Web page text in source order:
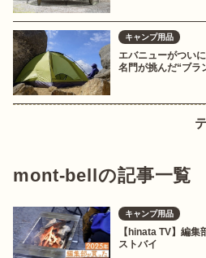
キャンプ用品
エバニューがつい
名門が挑んだ“ブラ
mont-bellの記事一覧
キャンプ用品
【hinata TV】編
ストバイ